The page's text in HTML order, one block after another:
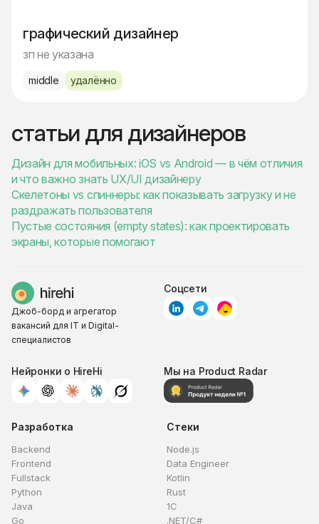
графический дизайнер
зп не указана
middle удалённо
статьи для дизайнеров
Дизайн для мобильных: iOS vs Android — в чём отличия
и что важно знать UX/UI дизайнеру
Скелетоны vs спиннеры: как показывать загрузку и не
раздражать пользователя
Пустые состояния (empty states): как проектировать
экраны, которые помогают
Джоб-борд и агрегатор
вакансий для IT и Digital-
специалистов
Соцсети
Нейронки о HireHi Мы на Product Radar
Разработка
Backend
Frontend
Fullstack
Python
Java
Go
Стеки
Node.js
Data Engineer
Kotlin
Rust
1C
.NET/C#